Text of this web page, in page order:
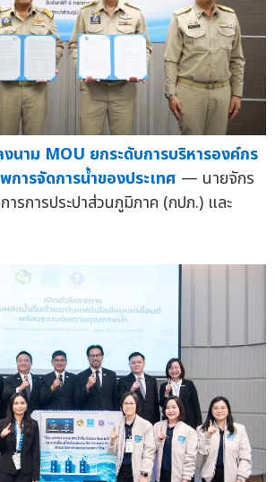
นาม MOU ยกระดับการบริหารองค์กร
การจัดการน้ำของประเทศ — นายจักร
รการประปาส่วนภูมิภาค (กปภ.) และ